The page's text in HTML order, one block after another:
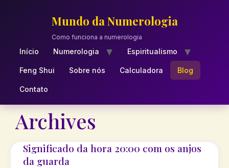
Mundo da Numerologia
Como funciona a numerologia
Início Numerologia Espiritualismo
Feng Shui Sobre nós Calculadora Blog
Contato
Archives
Significado da hora 20:00 com os anjos
da guarda